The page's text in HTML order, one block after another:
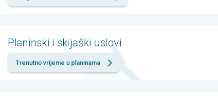
Planinski i skijaški uslovi
Trenutno vrijeme u planinama